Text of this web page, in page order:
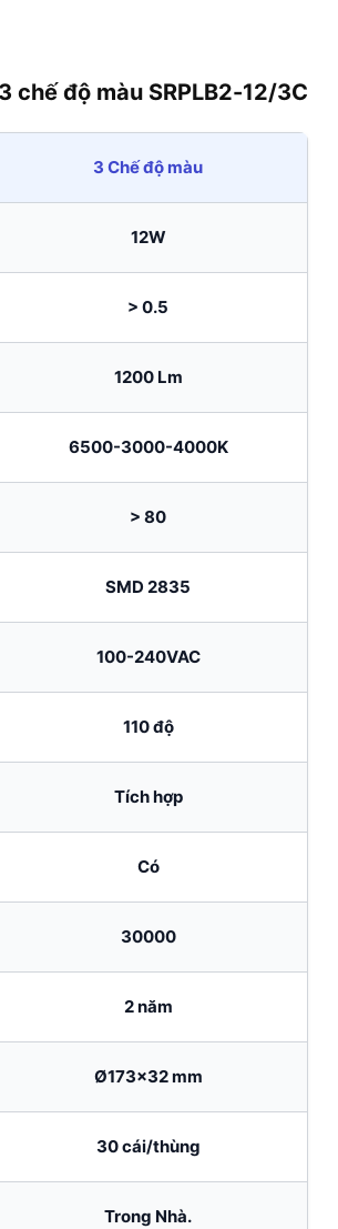
chế độ màu SRPLB2-12/3C
3 Chế độ màu
12W
> 0.5
1200 Lm
6500-3000-4000K
> 80
SMD 2835
100-240VAC
110 độ
Tích hợp
Có
30000
2 năm
Ø173×32 mm
30 cái/thùng
Trong Nhà.